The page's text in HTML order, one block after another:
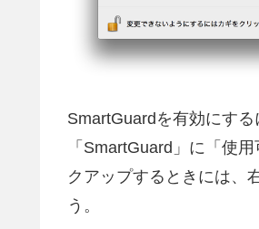
SmartGuardを有効にす
「SmartGuard」に「使
クアップするときには、
う。